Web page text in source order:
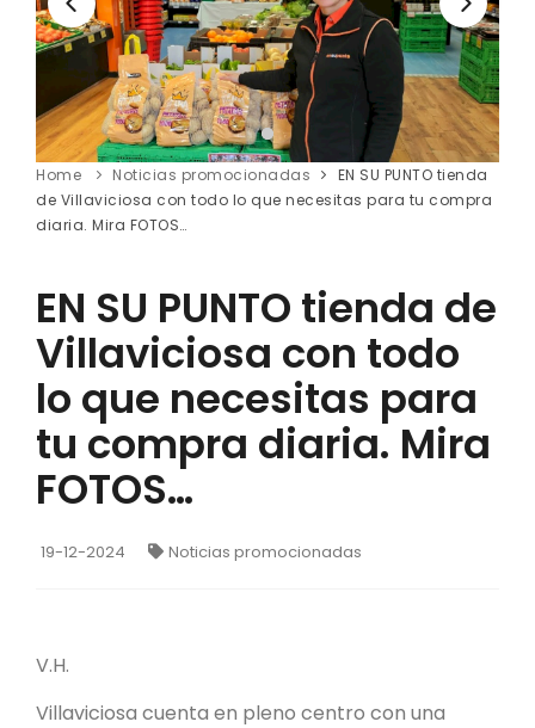
Home Noticias promocionadas
EN SU PUNTO tienda
de Villaviciosa con todo lo que necesitas para tu compra
diaria. Mira FOTOS…
EN SU PUNTO tienda de
Villaviciosa con todo
lo que necesitas para
tu compra diaria. Mira
FOTOS…
19-12-2024 Noticias promocionadas
V.H.
Villaviciosa cuenta en pleno centro con una